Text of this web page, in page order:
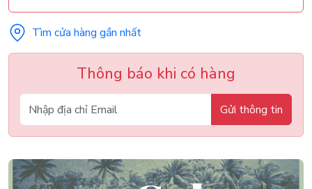
Tìm cửa hàng gần nhất
Thông báo khi có hàng
Gửi thông tin